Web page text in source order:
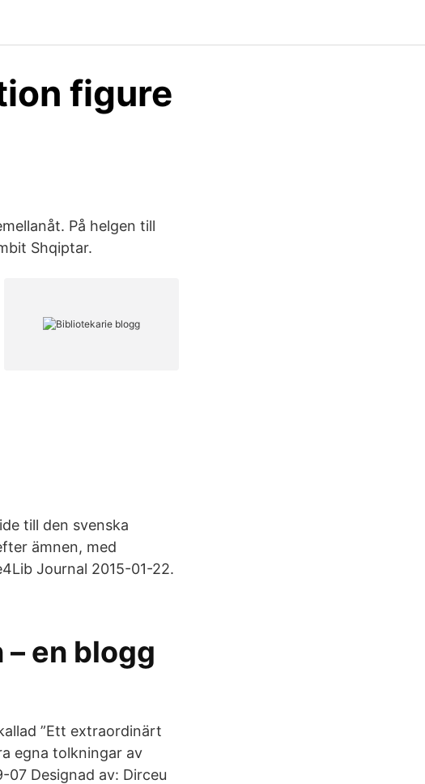
figure
På helgen till
Shqiptar.
till den svenska
ämnen, med
Journal 2015-01-22.
en blogg
”Ett extraordinärt
egna tolkningar av
Designad av: Dirceu